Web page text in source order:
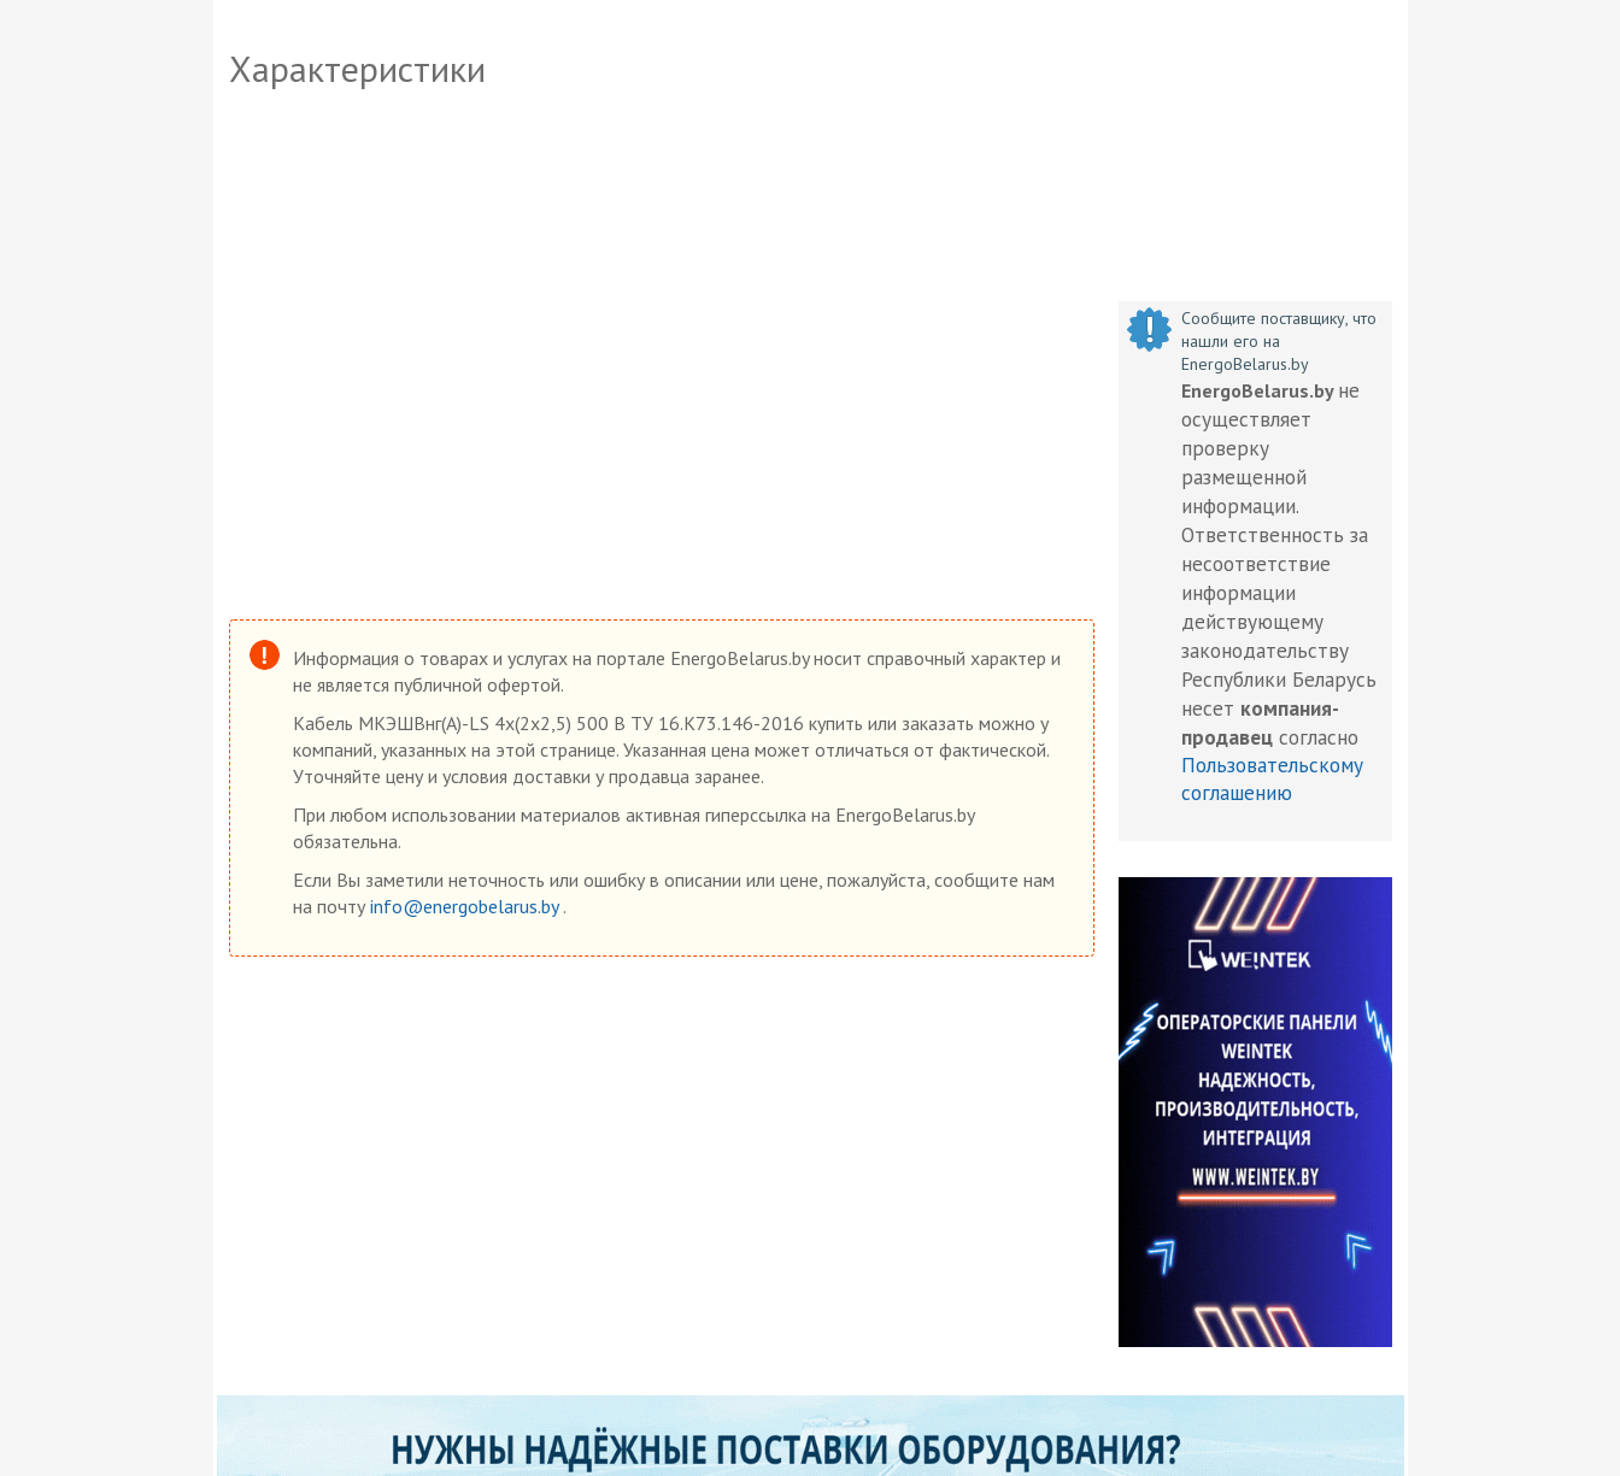
Характеристики
Сообщите поставщику, что
нашли его на
EnergoBelarus.by
EnergoBelarus.by не
осуществляет
проверку
размещенной
информации.
Ответственность за
несоответствие
информации
действующему
законодательству
Республики Беларусь
несет компания-
продавец согласно
Пользовательскому
соглашению
Информация о товарах и услугах на портале EnergoBelarus.by носит справочный характер и
не является публичной офертой.
Кабель МКЭШВнг(А)-LS 4х(2х2,5) 500 В ТУ 16.К73.146-2016 купить или заказать можно у
компаний, указанных на этой странице. Указанная цена может отличаться от фактической.
Уточняйте цену и условия доставки у продавца заранее.
При любом использовании материалов активная гиперссылка на EnergoBelarus.by
обязательна.
Если Вы заметили неточность или ошибку в описании или цене, пожалуйста, сообщите нам
на почту info@energobelarus.by.